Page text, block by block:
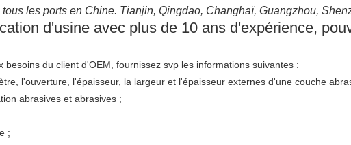
les ports en Chine. Tianjin, Qingdao, Changhaï, Guangzhou,
d'usine avec plus de 10 ans d'expérience,
besoins du client d'OEM, fournissez svp les informations suivantes :
l'ouverture, l'épaisseur, la largeur et l'épaisseur externes d'une couche
abrasives et abrasives ;
;